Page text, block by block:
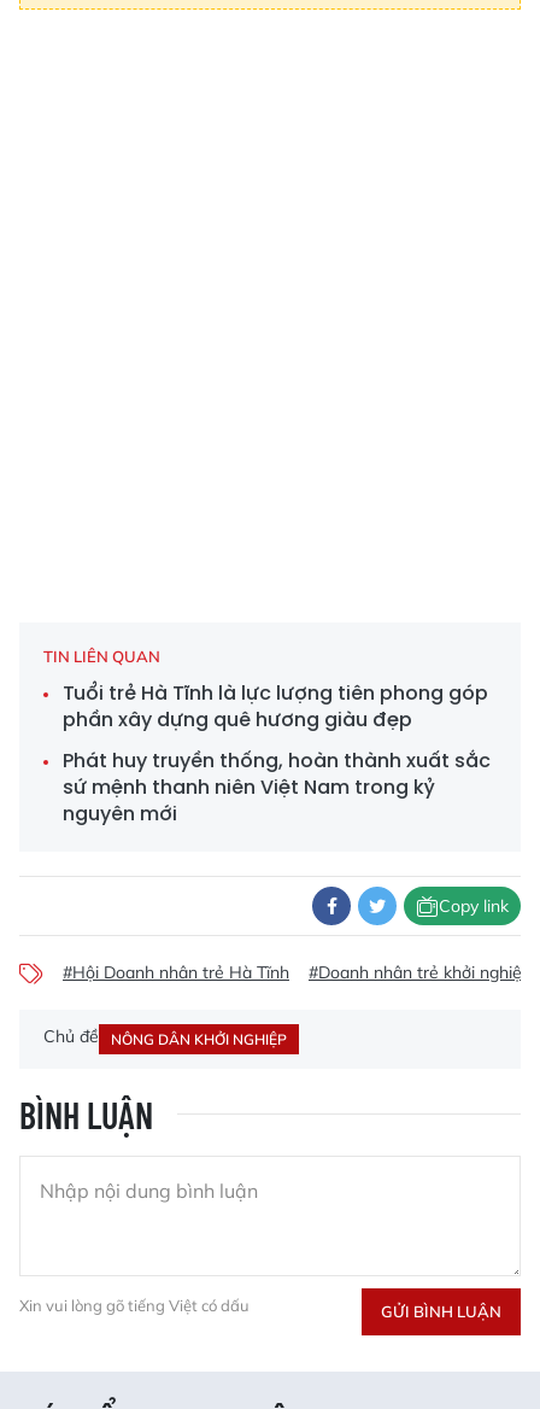
TIN LIÊN QUAN
Tuổi trẻ Hà Tĩnh là lực lượng tiên phong góp
phần xây dựng quê hương giàu đẹp
Phát huy truyền thống, hoàn thành xuất sắc
sứ mệnh thanh niên Việt Nam trong kỷ
nguyên mới
Copy link
#Hội Doanh nhân trẻ Hà Tĩnh #Doanh nhân trẻ khởi nghiệp
Chủ đề NÔNG DÂN KHỞI NGHIỆP
BÌNH LUẬN
Xin vui lòng gõ tiếng Việt có dấu GỬI BÌNH LUẬN